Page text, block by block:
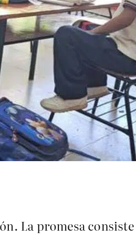
La promesa